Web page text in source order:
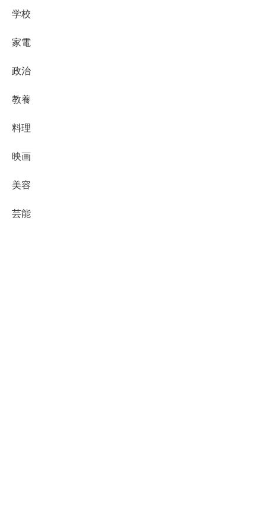
学校
家電
政治
教養
料理
映画
美容
芸能